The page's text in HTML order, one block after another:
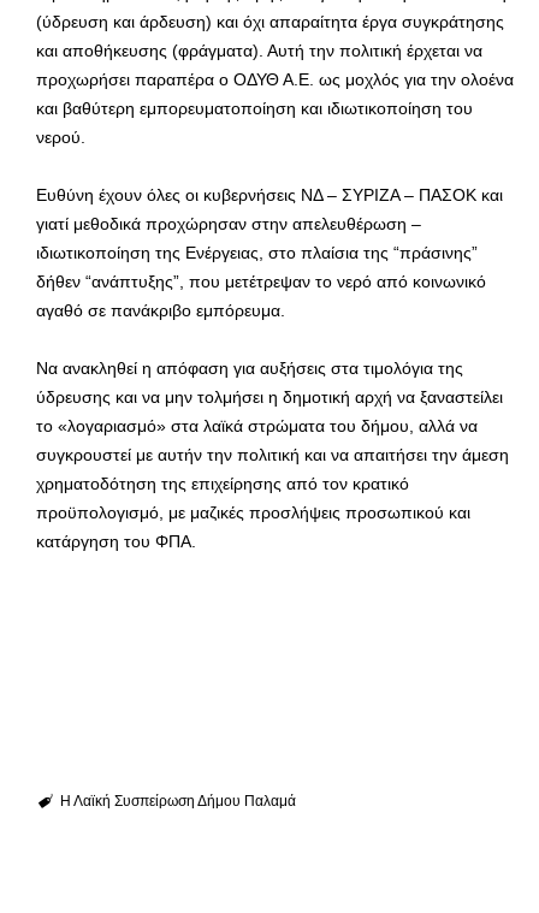
(ύδρευση και άρδευση) και όχι απαραίτητα έργα συγκράτησης
και αποθήκευσης (φράγματα). Αυτή την πολιτική έρχεται να
προχωρήσει παραπέρα ο ΟΔΥΘ Α.Ε. ως μοχλός για την ολοένα
και βαθύτερη εμπορευματοποίηση και ιδιωτικοποίηση του
νερού.
Ευθύνη έχουν όλες οι κυβερνήσεις ΝΔ – ΣΥΡΙΖΑ – ΠΑΣΟΚ και
γιατί μεθοδικά προχώρησαν στην απελευθέρωση –
ιδιωτικοποίηση της Ενέργειας, στο πλαίσια της “πράσινης”
δήθεν “ανάπτυξης”, που μετέτρεψαν το νερό από κοινωνικό
αγαθό σε πανάκριβο εμπόρευμα.
Να ανακληθεί η απόφαση για αυξήσεις στα τιμολόγια της
ύδρευσης και να μην τολμήσει η δημοτική αρχή να ξαναστείλει
το «λογαριασμό» στα λαϊκά στρώματα του δήμου, αλλά να
συγκρουστεί με αυτήν την πολιτική και να απαιτήσει την άμεση
χρηματοδότηση της επιχείρησης από τον κρατικό
προϋπολογισμό, με μαζικές προσλήψεις προσωπικού και
κατάργηση του ΦΠΑ.
Η Λαϊκή Συσπείρωση Δήμου Παλαμά